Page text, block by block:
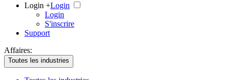
Login +Login
Login
S'inscrire
Support
Affaires:
Toutes les industries